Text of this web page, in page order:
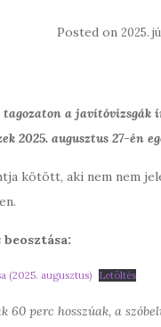
Posted on2025.
a javítóvizsgák
2025. augusztus 27-én
kötött, aki nem nem
(2025. augusztus) Letöltés
60 perc hosszúak, a